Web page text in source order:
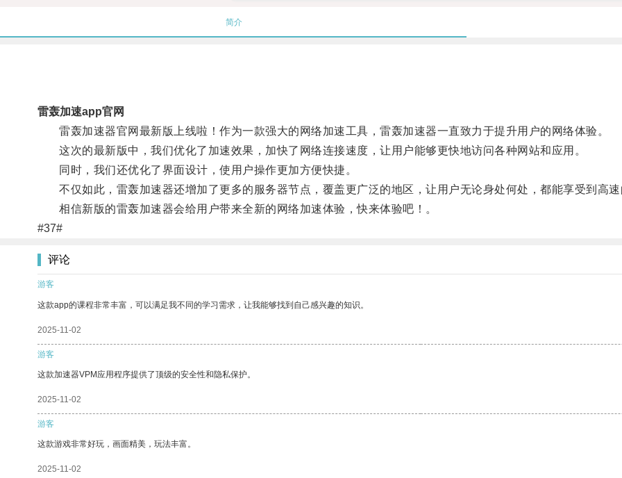
简介
雷轰加速app官网
雷轰加速器官网最新版上线啦！作为一款强大的网络加速工具，雷轰加速器一直致力于提升用户的网络体验。
这次的最新版中，我们优化了加速效果，加快了网络连接速度，让用户能够更快地访问各种网站和应用。
同时，我们还优化了界面设计，使用户操作更加方便快捷。
不仅如此，雷轰加速器还增加了更多的服务器节点，覆盖更广泛的地区，让用户无论身处何处，都能享受到高速
相信新版的雷轰加速器会给用户带来全新的网络加速体验，快来体验吧！。
#37#
评论
游客
这款app的课程非常丰富，可以满足我不同的学习需求，让我能够找到自己感兴趣的知识。
2025-11-02
游客
这款加速器VPM应用程序提供了顶级的安全性和隐私保护。
2025-11-02
游客
这款游戏非常好玩，画面精美，玩法丰富。
2025-11-02